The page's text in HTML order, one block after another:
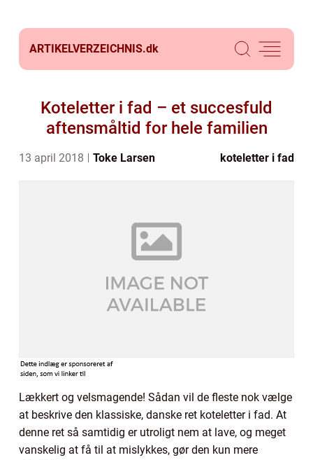
ARTIKELVERZEICHNIS.dk
Koteletter i fad – et succesfuld
aftensmåltid for hele familien
13 april 2018 Toke Larsen koteletter i fad
Lækkert og velsmagende! Sådan vil de fleste nok vælge
at beskrive den klassiske, danske ret koteletter i fad. At
denne ret så samtidig er utroligt nem at lave, og meget
vanskelig at få til at mislykkes, gør den kun mere